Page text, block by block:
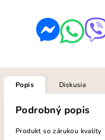
Popis Diskusia
Podrobný popis
Produkt so zárukou kvality